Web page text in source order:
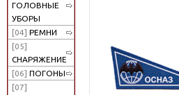
ГОЛОВНЫЕ
УБОРЫ
[04] РЕМНИ
[05]
СНАРЯЖЕНИЕ
[06] ПОГОНЫ
[07]